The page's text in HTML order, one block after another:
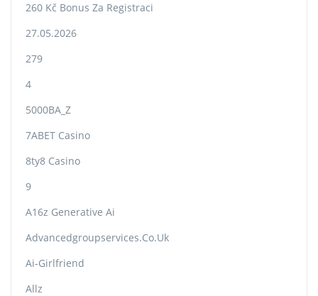
260 Kč Bonus Za Registraci
27.05.2026
279
4
5000BA_Z
7ABET Casino
8ty8 Casino
9
A16z Generative Ai
Advancedgroupservices.co.uk
Ai-Girlfriend
Allz